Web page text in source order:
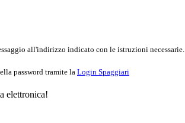
all'indirizzo indicato con le istruzioni necessarie.
password tramite la Login Spaggiari
elettronica!